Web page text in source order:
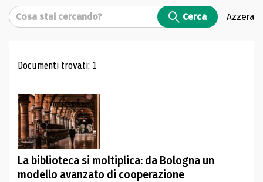
Cerca Cerca Azzera
Risultati di ricerca
Documenti trovati: 1
La biblioteca si moltiplica: da Bologna un
modello avanzato di cooperazione